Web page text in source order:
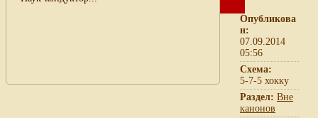
Опубликова
н:
07.09.2014
05:56
Схема:
5-7-5 хокку
Раздел: Вне
канонов